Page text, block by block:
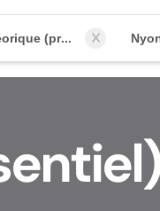
Coaching théorique (présentiel)